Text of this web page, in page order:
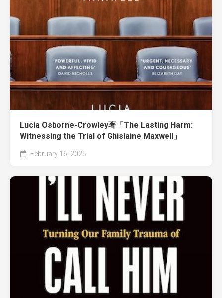
Lucia Osborne-Crowley著「The Lasting Harm:
Witnessing the Trial of Ghislaine Maxwell」
February 16, 2025